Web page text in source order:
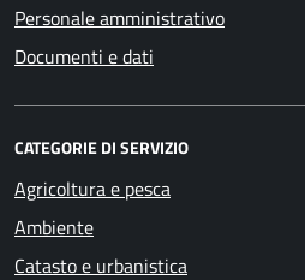
Personale amministrativo
Documenti e dati
CATEGORIE DI SERVIZIO
Agricoltura e pesca
Ambiente
Catasto e urbanistica